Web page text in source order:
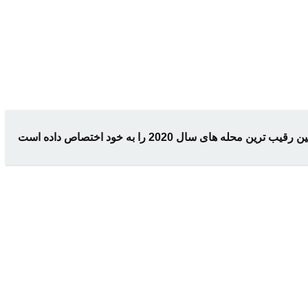
ترین محله های سال 2020 را به خود اختصاص داده است